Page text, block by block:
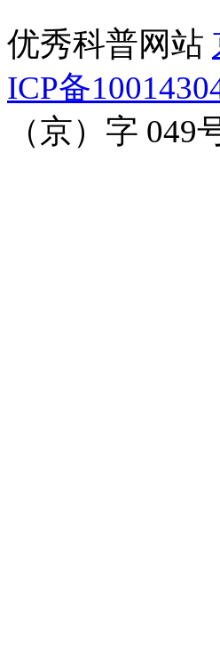
优秀科普网站
ICP备
（京）字 049